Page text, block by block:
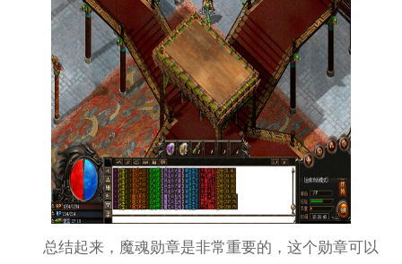
总结起来，魔魂勋章是非常重要的，这个勋章可以